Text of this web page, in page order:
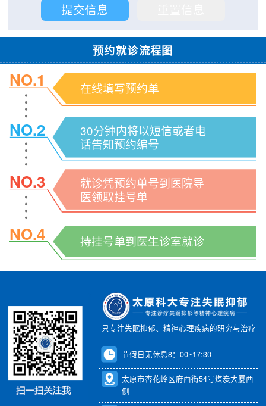
预约就诊流程图
NO.1 在线填写预约单
NO.2
30分钟内将以短信或者电
话告知预约编号
NO.3
就诊凭预约单号到医院导
医领取挂号单
NO.4 持挂号单到医生诊室就诊
只专注失眠抑郁、精神心理疾病的研究与治疗
节假日无休息8：00~17:30
太原市杏花岭区府西街54号煤炭大厦西
侧